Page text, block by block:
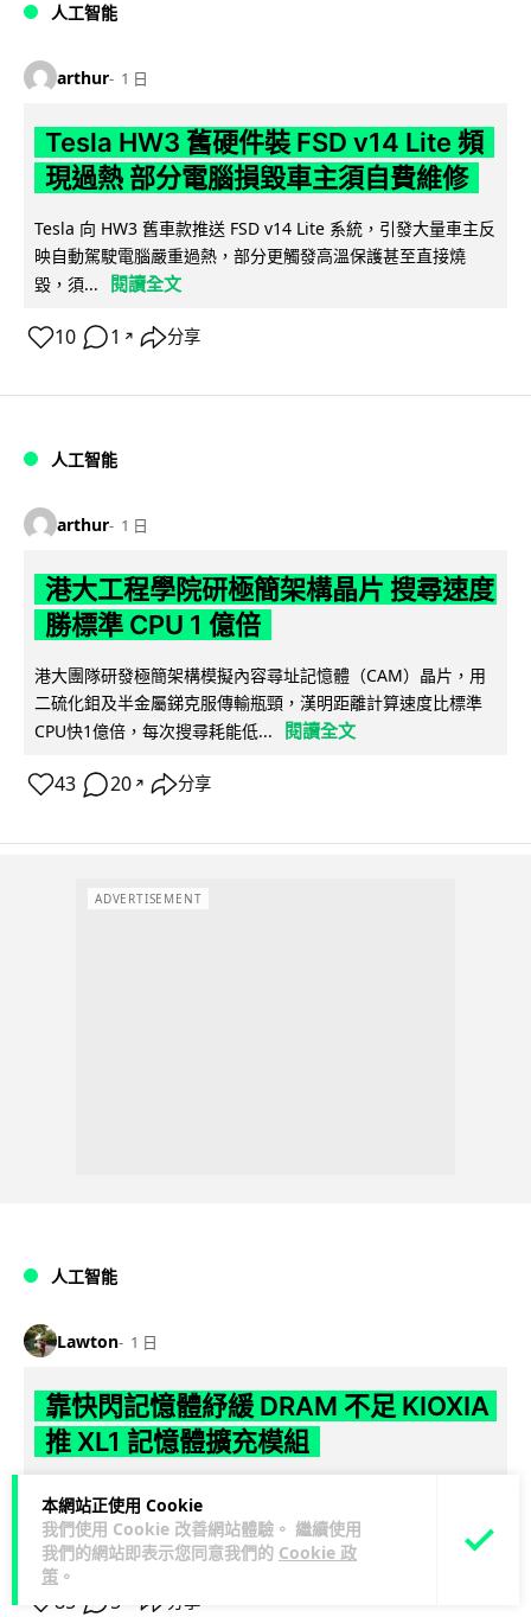
本網站正使用 Cookie
我們使用 Cookie 改善網站體驗。 繼續使用
我們的網站即表示您同意我們的 Cookie 政
策 。
人工智能
arthur 1 日
Tesla HW3 舊硬件裝 FSD v14 Lite 頻
現過熱 部分電腦損毀車主須自費維修
Tesla 向 HW3 舊車款推送 FSD v14 Lite 系統，引發大量車主反
映自動駕駛電腦嚴重過熱，部分更觸發高溫保護甚至直接燒
毀，須...
閱讀全文
10 1 ↗ 分享
人工智能
arthur 1 日
港大工程學院研極簡架構晶片 搜尋速度
勝標準 CPU 1 億倍
港大團隊研發極簡架構模擬內容尋址記憶體（CAM）晶片，用
二硫化鉬及半金屬銻克服傳輸瓶頸，漢明距離計算速度比標準
CPU快1億倍，每次搜尋耗能低...
閱讀全文
43 20 ↗ 分享
ADVERTISEMENT
人工智能
Lawton 1 日
靠快閃記憶體紓緩 DRAM 不足 KIOXIA
推 XL1 記憶體擴充模組
KIOXIA 發表全新記憶體擴充模組 XL1 系列，結合低延遲快閃記
憶體 XL-FLASH 與 CXL 介面，將快閃記憶體轉化為記憶體擴充
方... 閱讀全文
85 5 分享